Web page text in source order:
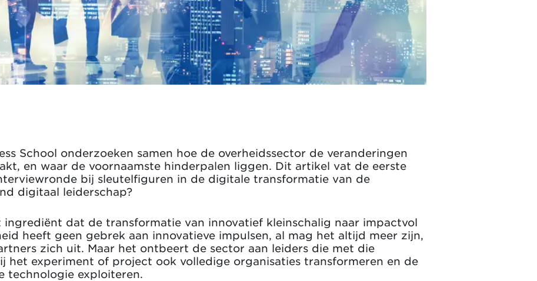
School onderzoeken samen hoe de overheidssector de veranderingen
en waar de voornaamste hinderpalen liggen. Dit artikel vat de eerste
bij sleutelfiguren in de digitale transformatie van de
digitaal leiderschap?
ingrediënt dat de transformatie van innovatief kleinschalig naar impactvol
heeft geen gebrek aan innovatieve impulsen, al mag het altijd meer zijn,
zich uit. Maar het ontbeert de sector aan leiders die met die
het experiment of project ook volledige organisaties transformeren en de
technologie exploiteren.